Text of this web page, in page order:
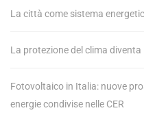
La città come sistema
La protezione del clima
Fotovoltaico in Italia: nuove
energie condivise nelle CER